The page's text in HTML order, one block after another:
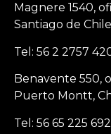
Magnere 1540,
Santiago de
Tel: 56 2 2757
Benavente 550,
Puerto Montt,
Tel: 56 65 225